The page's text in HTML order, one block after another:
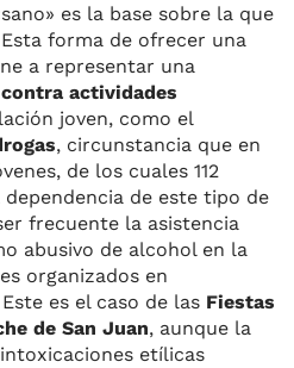
es la base sobre la que
forma de ofrecer una
a representar una
actividades
joven, como el
, circunstancia que en
de los cuales 112
de este tipo de
frecuente la asistencia
abusivo de alcohol en la
organizados en
es el caso de las Fiestas
de San Juan, aunque la
etílicas